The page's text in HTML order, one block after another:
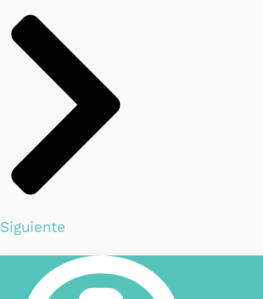
Siguiente